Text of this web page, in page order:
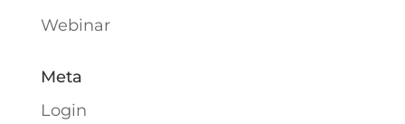
Webinar
Meta
Login